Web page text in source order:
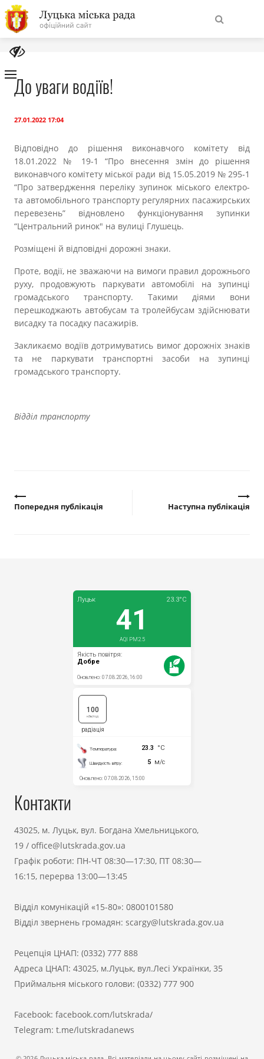
На
головну
Міська влада
Міська рада
Бюджет
Публічна інформація
Прозорість влади
Документи
До уваги водіїв!
27.01.2022 17:04
Відповідно до рішення виконавчого комітету від
18.01.2022 № 19-1 “Про внесення змін до рішення
виконавчого комітету міської ради від 15.05.2019 № 295-1
“Про затвердження переліку зупинок міського електро-
та автомобільного транспорту регулярних пасажирських
перевезень” відновлено функціонування зупинки
“Центральний ринок" на вулиці Глушець.
Розміщені й відповідні дорожні знаки.
Проте, водії, не зважаючи на вимоги правил дорожнього
руху, продовжують паркувати автомобілі на зупинці
громадського транспорту. Такими діями вони
перешкоджають автобусам та тролейбусам здійснювати
висадку та посадку пасажирів.
Закликаємо водіїв дотримуватись вимог дорожніх знаків
та не паркувати транспортні засоби на зупинці
громадського транспорту.
Відділ транспорту
Попередня публікація Наступна публікація
Контакти
43025, м. Луцьк, вул. Богдана Хмельницького,
19 / office@lutskrada.gov.ua
Графік роботи: ПН-ЧТ 08:30—17:30, ПТ 08:30—
16:15, перерва 13:00—13:45
Відділ комунікацій «15-80»: 0800101580
Відділ звернень громадян: scargy@lutskrada.gov.ua
Рецепція ЦНАП: (0332) 777 888
Адреса ЦНАП: 43025, м.Луцьк, вул.Лесі Українки, 35
Приймальня міського голови: (0332) 777 900
Facebook: facebook.com/lutskrada/
Telegram: t.me/lutskradanews